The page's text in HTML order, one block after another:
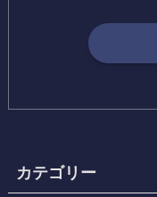
カテゴリー